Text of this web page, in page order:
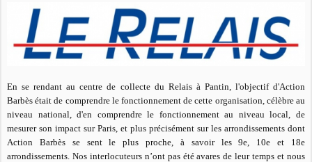
En se rendant au centre de collecte du Relais à Pantin, l'objectif d'Action
Barbès était de comprendre le fonctionnement de cette organisation, célèbre au
niveau national, d'en comprendre le fonctionnement au niveau local, de
mesurer son impact sur Paris, et plus précisément sur les arrondissements dont
Action Barbès se sent le plus proche, à savoir les 9e, 10e et 18e
arrondissements. Nos interlocuteurs n’ont pas été avares de leur temps et nous